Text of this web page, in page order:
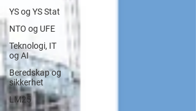
YS og YS Stat
NTO og UFE
Teknologi, IT
og AI
Beredskap og
sikkerhet
LM25